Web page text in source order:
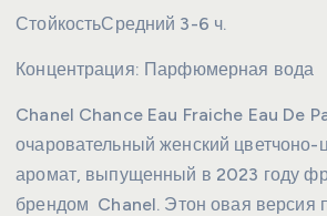
СтойкостьСредний 3-6 ч.
Концентрация: Парфюмерная вода
Chanel Chance Eau Fraiche Eau De
очаровательный женский цветчоно-
аромат, выпущенный в 2023 году
брендом Chanel. Этон овая версия